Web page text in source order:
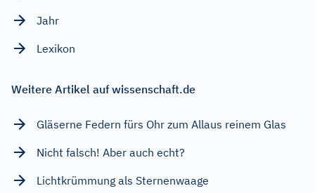
Jahr
Lexikon
Weitere Artikel auf wissenschaft.de
Gläserne Federn fürs Ohr zum Allaus reinem Glas
Nicht falsch! Aber auch echt?
Lichtkrümmung als Sternenwaage